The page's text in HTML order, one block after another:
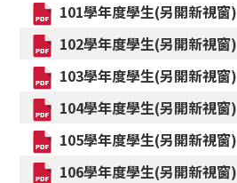
101學年度學生(另開新視窗)
102學年度學生(另開新視窗)
103學年度學生(另開新視窗)
104學年度學生(另開新視窗)
105學年度學生(另開新視窗)
106學年度學生(另開新視窗)